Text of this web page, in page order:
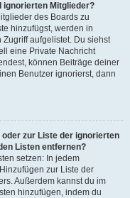
ignorierten Mitglieder?
des Boards zu
hinzufügst, werden in
aufgelistet. Du siehst
eine Private Nachricht
können Beiträge deiner
Benutzer ignorierst, dann
zur Liste der ignorierten
Listen entfernen?
setzen: In jedem
zur Liste der
Außerdem kannst du im
hinzufügen, indem du